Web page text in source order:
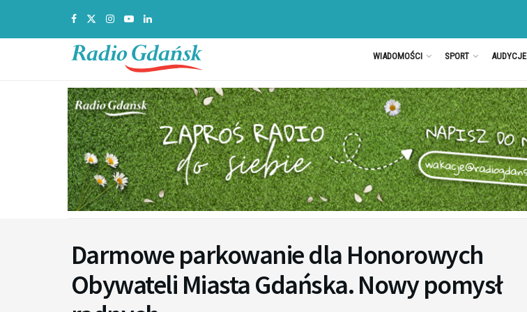
WIADOMOŚCI SPORT AUDYCJE
Darmowe parkowanie dla Honorowych
Obywateli Miasta Gdańska. Nowy pomysł